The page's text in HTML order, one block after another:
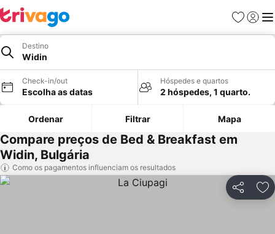
Favoritos
Iniciar
Destino
Widin
Check-in/out
Escolha as datas
Hóspedes e quartos
2 hóspedes, 1 quarto.
Ordenar Filtrar Mapa
Compare preços de Bed & Breakfast em
Widin, Bulgária
Como os pagamentos influenciam os resultados
Partilhar